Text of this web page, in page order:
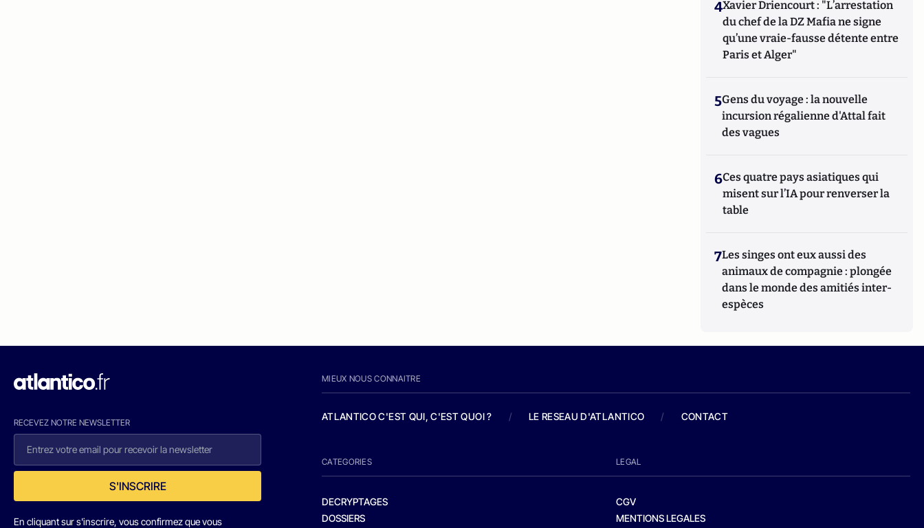
4Xavier Driencourt : "L’arrestation
du chef de la DZ Mafia ne signe
qu’une vraie-fausse détente entre
Paris et Alger"
5Gens du voyage : la nouvelle
incursion régalienne d'Attal fait
des vagues
6Ces quatre pays asiatiques qui
misent sur l’IA pour renverser la
table
7Les singes ont eux aussi des
animaux de compagnie : plongée
dans le monde des amitiés inter-
espèces
RECEVEZ NOTRE NEWSLETTER
S'INSCRIRE
En cliquant sur s'inscrire, vous confirmez que vous
MIEUX NOUS CONNAITRE
ATLANTICO C'EST QUI, C'EST QUOI ? / LE RESEAU D'ATLANTICO / CONTACT
CATEGORIES
DECRYPTAGES
DOSSIERS
LEGAL
CGV
MENTIONS LEGALES